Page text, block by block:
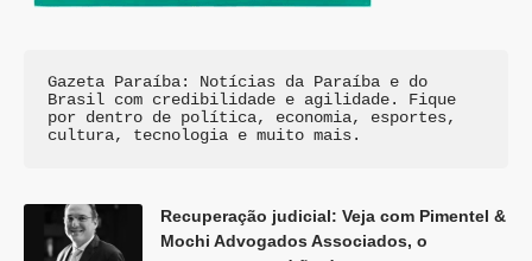
Gazeta Paraíba: Notícias da Paraíba e do
Brasil com credibilidade e agilidade. Fique
por dentro de política, economia, esportes,
cultura, tecnologia e muito mais.
Recuperação judicial: Veja com Pimentel &
Mochi Advogados Associados, o